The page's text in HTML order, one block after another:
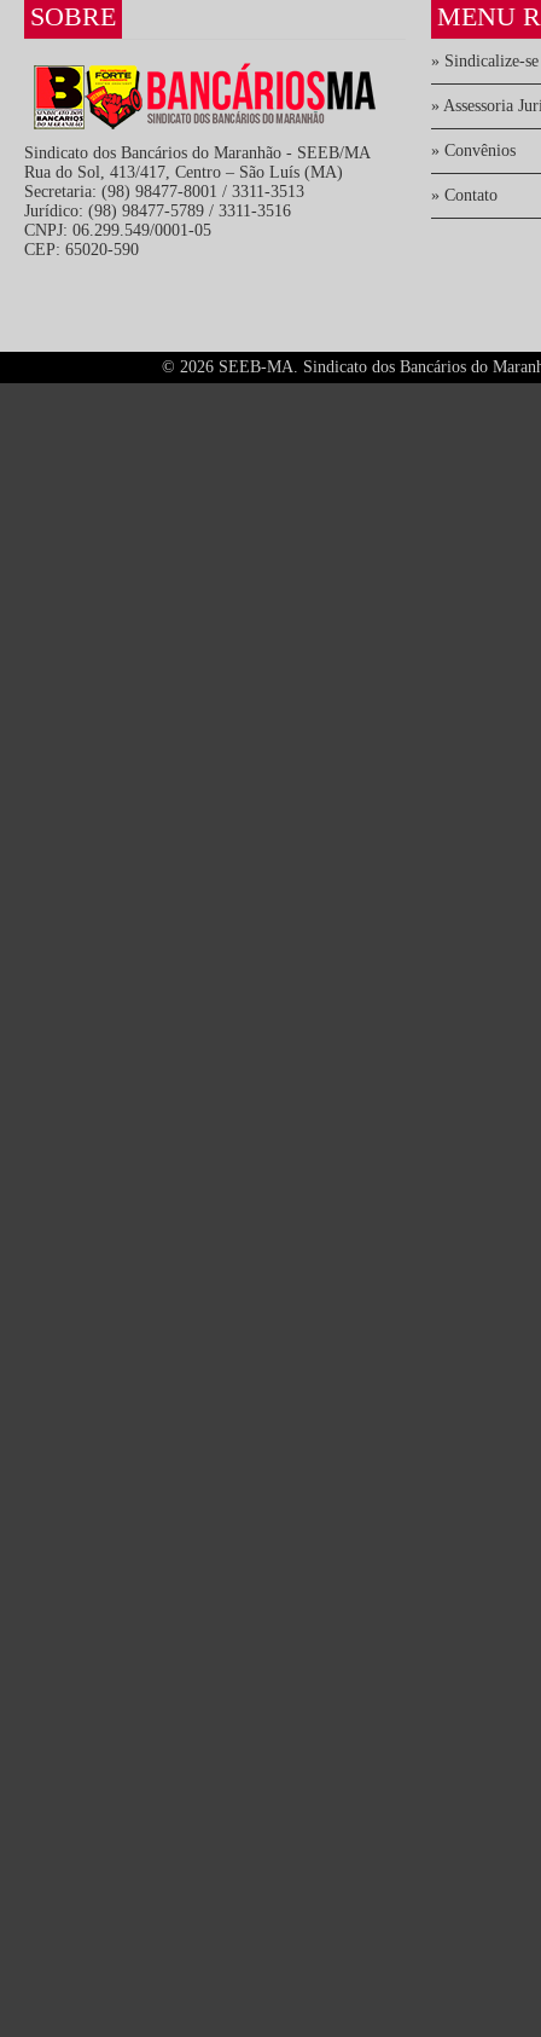
SOBRE
Sindicato dos Bancários do Maranhão - SEEB/MA
Rua do Sol, 413/417, Centro – São Luís (MA)
Secretaria: (98) 98477-8001 / 3311-3513
Jurídico: (98) 98477-5789 / 3311-3516
CNPJ: 06.299.549/0001-05
CEP: 65020-590
MENU
» Sindicalize-se
» Assessoria
» Convênios
» Contato
© 2026 SEEB-MA. Sindicato dos Bancários do